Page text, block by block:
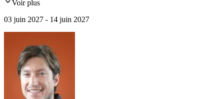
monastère d’Ossios Loucas, Mistra, Athènes.
Voir plus
03 juin 2027 - 14 juin 2027